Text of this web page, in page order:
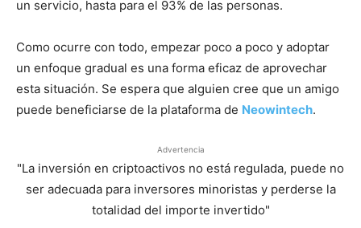
un servicio, hasta para el 93% de las personas.
Como ocurre con todo, empezar poco a poco y adoptar
un enfoque gradual es una forma eficaz de aprovechar
esta situación. Se espera que alguien cree que un amigo
puede beneficiarse de la plataforma de Neowintech.
Advertencia
"La inversión en criptoactivos no está regulada, puede no
ser adecuada para inversores minoristas y perderse la
totalidad del importe invertido"